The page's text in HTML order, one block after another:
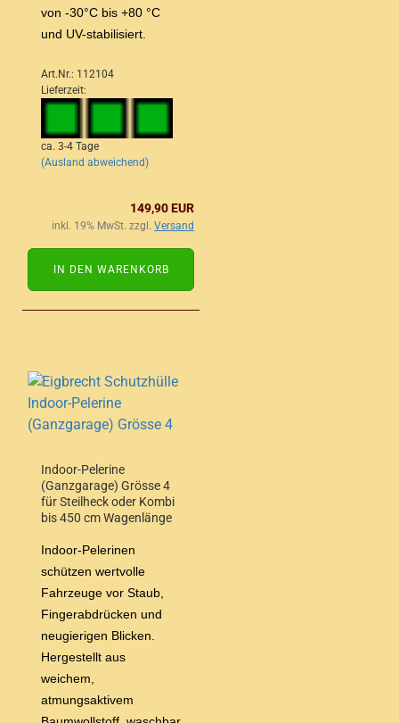
von -30°C bis +80 °C
und UV-stabilisiert.
Art.Nr.: 112104
Lieferzeit:
ca. 3-4 Tage
(Ausland abweichend)
149,90 EUR
inkl. 19% MwSt. zzgl. Versand
IN DEN WARENKORB
Indoor-Pelerine
(Ganzgarage) Grösse 4
für Steilheck oder Kombi
bis 450 cm Wagenlänge
Indoor-Pelerinen
schützen wertvolle
Fahrzeuge vor Staub,
Fingerabdrücken und
neugierigen Blicken.
Hergestellt aus
weichem,
atmungsaktivem